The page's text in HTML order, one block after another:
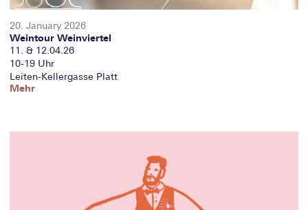
20. January 2026
Weintour Weinviertel
11. & 12.04.26
10-19 Uhr
Leiten-Kellergasse Platt
Mehr